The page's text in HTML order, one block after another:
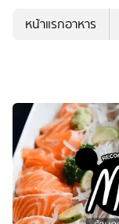
หน้าแรกอาหาร